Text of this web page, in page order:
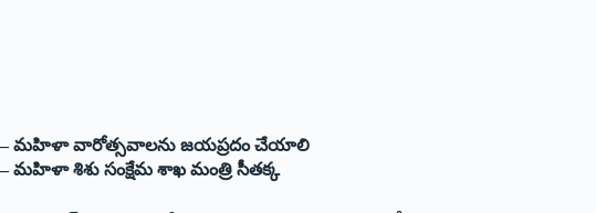
– మహిళా వారోత్సవాలను జయప్రదం చేయాలి
– మహిళా శిశు సంక్షేమ శాఖ మంత్రి సీతక్క